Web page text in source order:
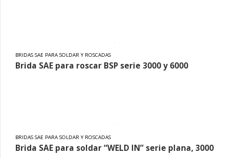
BRIDAS SAE PARA SOLDAR Y ROSCADAS
Brida SAE para roscar BSP serie 3000 y 6000
BRIDAS SAE PARA SOLDAR Y ROSCADAS
Brida SAE para soldar “WELD IN” serie plana, 3000